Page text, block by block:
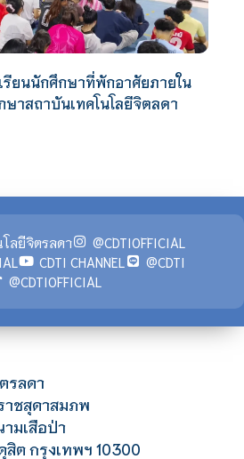
ยนนักศึกษาที่พักอาศัยภายใน
าสถาบันเทคโนโลยีจิตลดา
ลยีจิตรลดา
@CDTIOFFICIAL
CDTI CHANNEL
@CDTI
@CDTIOFFICIAL
รลดา
าชสุดาสมภพ
มเสือป่า
ต กรุงเทพฯ 10300